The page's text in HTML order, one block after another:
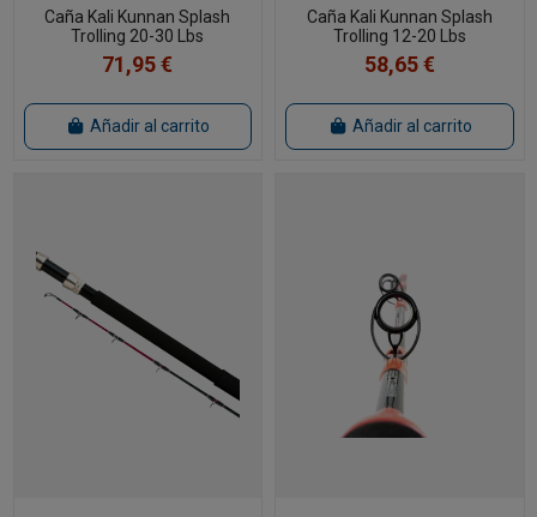
Caña Kali Kunnan Splash
Trolling 20-30 Lbs
71,95 €
Añadir al carrito
Caña Kali Kunnan Splash
Trolling 12-20 Lbs
58,65 €
Añadir al carrito